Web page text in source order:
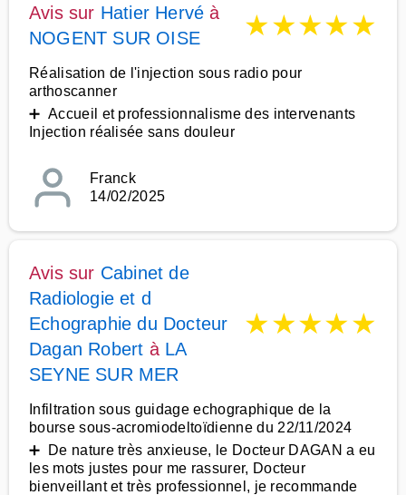
Avis sur Hatier Hervé à
NOGENT SUR OISE
★★★★★
Réalisation de l'injection sous radio pour
arthoscanner
➕ Accueil et professionnalisme des intervenants
Injection réalisée sans douleur
Franck
14/02/2025
Avis sur Cabinet de
Radiologie et d
Echographie du Docteur
Dagan Robert à LA
SEYNE SUR MER
★★★★★
Infiltration sous guidage echographique de la
bourse sous-acromiodeltoïdienne du 22/11/2024
➕ De nature très anxieuse, le Docteur DAGAN a eu
les mots justes pour me rassurer, Docteur
bienveillant et très professionnel, je recommande